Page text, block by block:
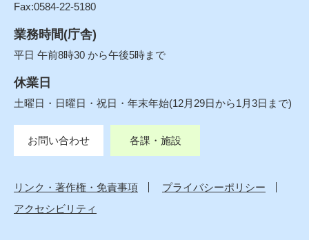
Fax:0584-22-5180
業務時間(庁舎)
平日 午前8時30 から午後5時まで
休業日
土曜日・日曜日・祝日・年末年始(12月29日から1月3日まで)
お問い合わせ 各課・施設
リンク・著作権・免責事項
プライバシーポリシー
アクセシビリティ